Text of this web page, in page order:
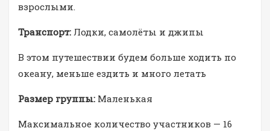
взрослыми.
Транспорт: Лодки, самолёты и джипы
В этом путешествии будем больше ходить по
океану, меньше ездить и много летать
Размер группы: Маленькая
Максимальное количество участников — 16